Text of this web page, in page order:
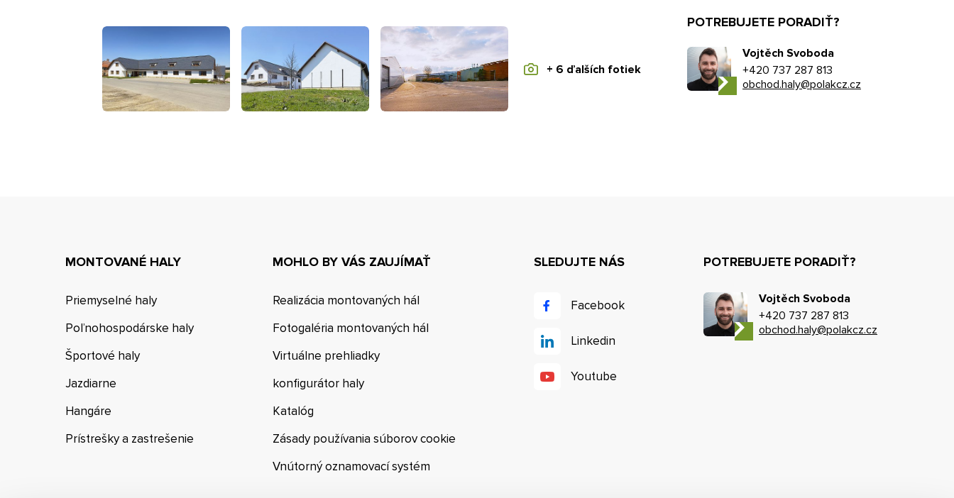
+ 6 ďalších fotiek
POTREBUJETE PORADIŤ?
Vojtěch Svoboda
+420 737 287 813
obchod.haly@polakcz.cz
MONTOVANÉ HALY
Priemyselné haly
Poľnohospodárske haly
Športové haly
Jazdiarne
Hangáre
Prístrešky a zastrešenie
MOHLO BY VÁS ZAUJÍMAŤ
Realizácia montovaných hál
Fotogaléria montovaných hál
Virtuálne prehliadky
konfigurátor haly
Katalóg
Zásady používania súborov cookie
Vnútorný oznamovací systém
SLEDUJTE NÁS
Facebook
Linkedin
Youtube
POTREBUJETE PORADIŤ?
Vojtěch Svoboda
+420 737 287 813
obchod.haly@polakcz.cz